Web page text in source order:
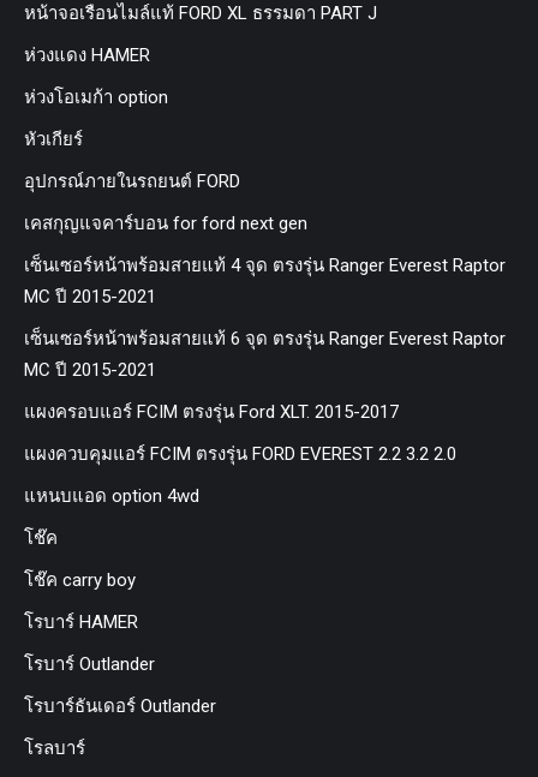
หน้าจอเรือนไมล์แท้ FORD XL ธรรมดา PART J
ห่วงแดง HAMER
ห่วงโอเมก้า option
หัวเกียร์
อุปกรณ์ภายในรถยนต์ FORD
เคสกุญแจคาร์บอน for ford next gen
เซ็นเซอร์หน้าพร้อมสายแท้ 4 จุด ตรงรุ่น Ranger Everest Raptor
MC ปี 2015-2021
เซ็นเซอร์หน้าพร้อมสายแท้ 6 จุด ตรงรุ่น Ranger Everest Raptor
MC ปี 2015-2021
แผงครอบแอร์ FCIM ตรงรุ่น Ford XLT. 2015-2017
แผงควบคุมแอร์ FCIM ตรงรุ่น FORD EVEREST 2.2 3.2 2.0
แหนบแอด option 4wd
โช๊ค
โช๊ค carry boy
โรบาร์ HAMER
โรบาร์ Outlander
โรบาร์ธันเดอร์ Outlander
โรลบาร์